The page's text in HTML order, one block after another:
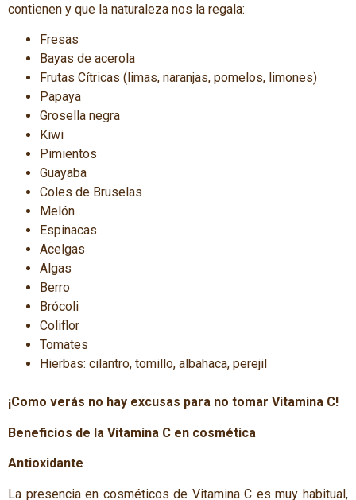
contienen y que la naturaleza nos la regala:
Fresas
Bayas de acerola
Frutas Cítricas (limas, naranjas, pomelos, limones)
Papaya
Grosella negra
Kiwi
Pimientos
Guayaba
Coles de Bruselas
Melón
Espinacas
Acelgas
Algas
Berro
Brócoli
Coliflor
Tomates
Hierbas: cilantro, tomillo, albahaca, perejil
¡Como verás no hay excusas para no tomar Vitamina C!
Beneficios de la Vitamina C en cosmética
Antioxidante
La presencia en cosméticos de Vitamina C es muy habitual,